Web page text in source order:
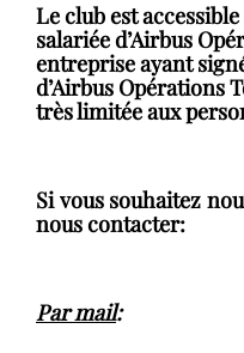
Le club est
salariée d’Airbus
entreprise ayant
d’Airbus Opérations
très limitée aux
Si vous souhaitez
nous contacter:
Par mail: